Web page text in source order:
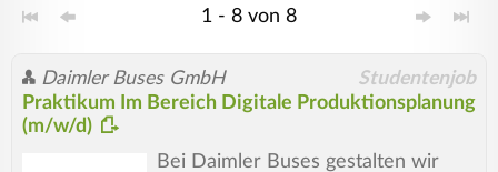
1 - 8 von 8
Daimler Buses GmbH Studentenjob
Praktikum Im Bereich Digitale Produktionsplanung
(m/w/d)
Bei Daimler Buses gestalten wir